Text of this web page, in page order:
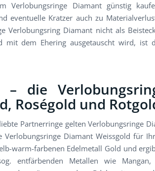
Verlobungsringe Diamant günstig
eventuelle Kratzer auch zu
Verlobungsring Diamant nicht als
mit dem Ehering ausgetauscht wird, ist
– die
Roségold und
Partnerringe gelten Verlobungsringe
Verlobungsringe Diamant Weissgold für
warm-farbenen Edelmetall Gold und
entfärbenden Metallen wie